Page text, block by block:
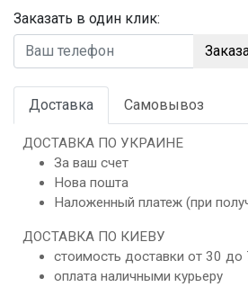
Заказать в один клик:
Доставка Самовывоз
ДОСТАВКА ПО УКРАИНЕ
За ваш счет
Нова пошта
Наложенный платеж (при
ДОСТАВКА ПО КИЕВУ
стоимость доставки от 30 до
оплата наличными курьеру